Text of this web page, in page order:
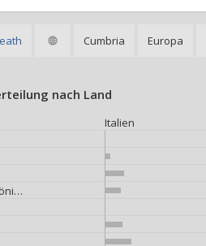
Cumbria Europa
nach Land
Italien
Vereinigtes Königreich